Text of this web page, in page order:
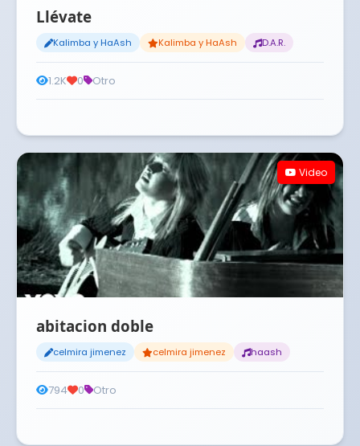
Llévate
Kalimba y HaAsh Kalimba y HaAsh D.A.R.
1.2K 0 Otro
Video
abitacion doble
celmira jimenez celmira jimenez haash
794 0 Otro